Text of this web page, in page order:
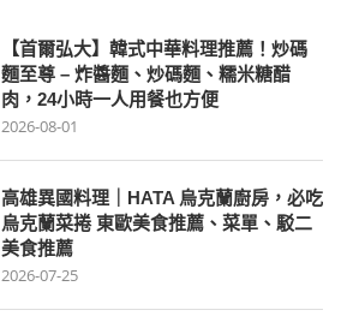
【首爾弘大】韓式中華料理推薦！炒碼
麵至尊 – 炸醬麵、炒碼麵、糯米糖醋
肉，24小時一人用餐也方便
2026-08-01
高雄異國料理｜HATA 烏克蘭廚房，必吃
烏克蘭菜捲 東歐美食推薦、菜單、駁二
美食推薦
2026-07-25